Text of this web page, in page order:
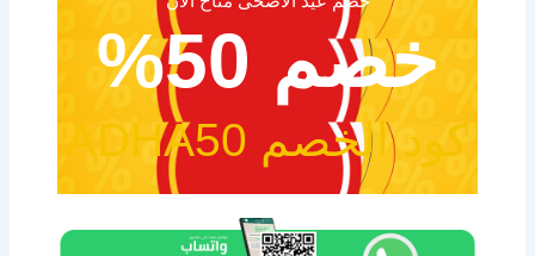
خصم 50%
كود الخصم ADHA50